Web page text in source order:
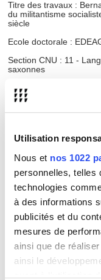
Utilisation
Nous et nos 1022
personnelles, telles
technologies
à des informations
publicités et du
mesures de
ainsi que de
ainsi le
quant à l'utilisation
Titre des travaux :
du militantisme
siècle
Ecole doctorale :
Section CNU : 11 -
saxonnes
Directeur : M. Franck
M. Cornélius
Université Paris 10
Mme Marie-Claude
Université Sorbonne
M. Alain LAQUIEZE,
Université Paris
M. Franck LESSAY,
Université Sorbonne
M. Michel PRUM,
Université Paris 7 -